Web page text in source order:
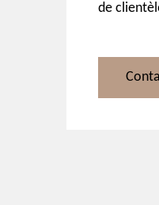
de